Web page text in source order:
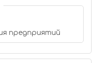
предприятий